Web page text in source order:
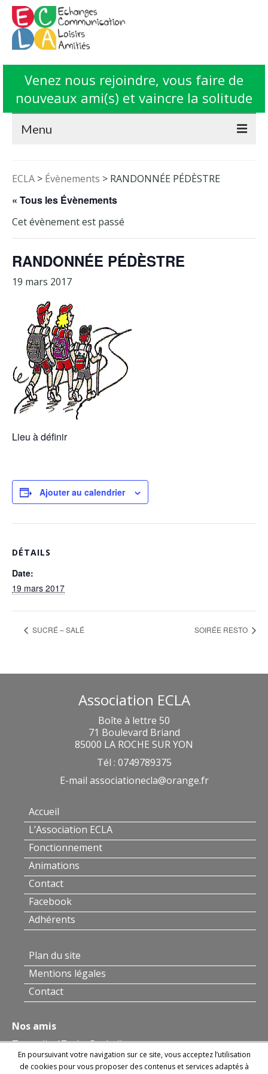
Venez nous rejoindre, vous faire de
nouveaux ami(s) et vaincre la solitude
Menu
L’Association ECLA
Contact
Facebook
Adhérents
ECLA > Évènements > RANDONNÉE PÉDÈSTRE
« Tous les Évènements
Cet évènement est passé
RANDONNÉE PÉDÈSTRE
19 mars 2017
Lieu à définir
Ajouter au calendrier
DÉTAILS
Date:
19 mars 2017
SUCRÉ – SALÉ SOIRÉE RESTO
Association ECLA
Boîte à lettre 50
71 Boulevard Briand
85000 LA ROCHE SUR YON
Tél : 0749789375
E-mail associationecla@orange.fr
Accueil
L’Association ECLA
Fonctionnement
Animations
Contact
Facebook
Adhérents
Plan du site
Mentions légales
Contact
Nos amis
Tremplin 17 – La Rochelle
En poursuivant votre navigation sur ce site, vous acceptez l’utilisation
de cookies pour vous proposer des contenus et services adaptés à